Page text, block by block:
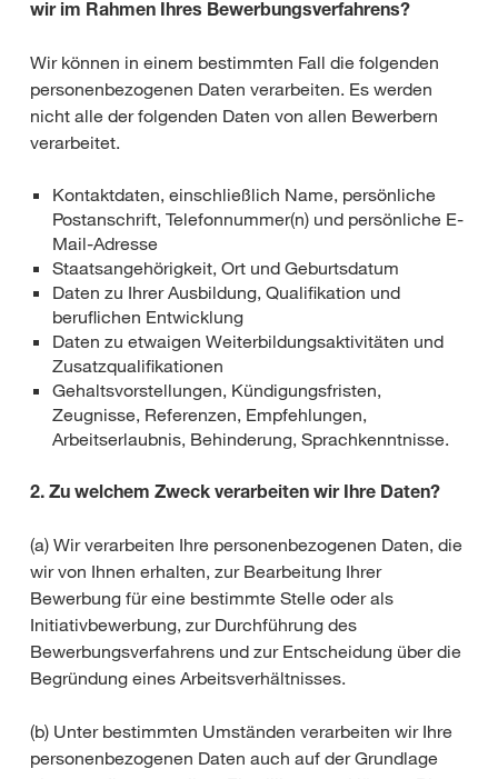
wir im Rahmen Ihres Bewerbungsverfahrens?
Wir können in einem bestimmten Fall die folgenden
personenbezogenen Daten verarbeiten. Es werden
nicht alle der folgenden Daten von allen Bewerbern
verarbeitet.
Kontaktdaten, einschließlich Name, persönliche
Postanschrift, Telefonnummer(n) und persönliche E-
Mail-Adresse
Staatsangehörigkeit, Ort und Geburtsdatum
Daten zu Ihrer Ausbildung, Qualifikation und
beruflichen Entwicklung
Daten zu etwaigen Weiterbildungsaktivitäten und
Zusatzqualifikationen
Gehaltsvorstellungen, Kündigungsfristen,
Zeugnisse, Referenzen, Empfehlungen,
Arbeitserlaubnis, Behinderung, Sprachkenntnisse.
2. Zu welchem Zweck verarbeiten wir Ihre Daten?
(a) Wir verarbeiten Ihre personenbezogenen Daten, die
wir von Ihnen erhalten, zur Bearbeitung Ihrer
Bewerbung für eine bestimmte Stelle oder als
Initiativbewerbung, zur Durchführung des
Bewerbungsverfahrens und zur Entscheidung über die
Begründung eines Arbeitsverhältnisses.
(b) Unter bestimmten Umständen verarbeiten wir Ihre
personenbezogenen Daten auch auf der Grundlage